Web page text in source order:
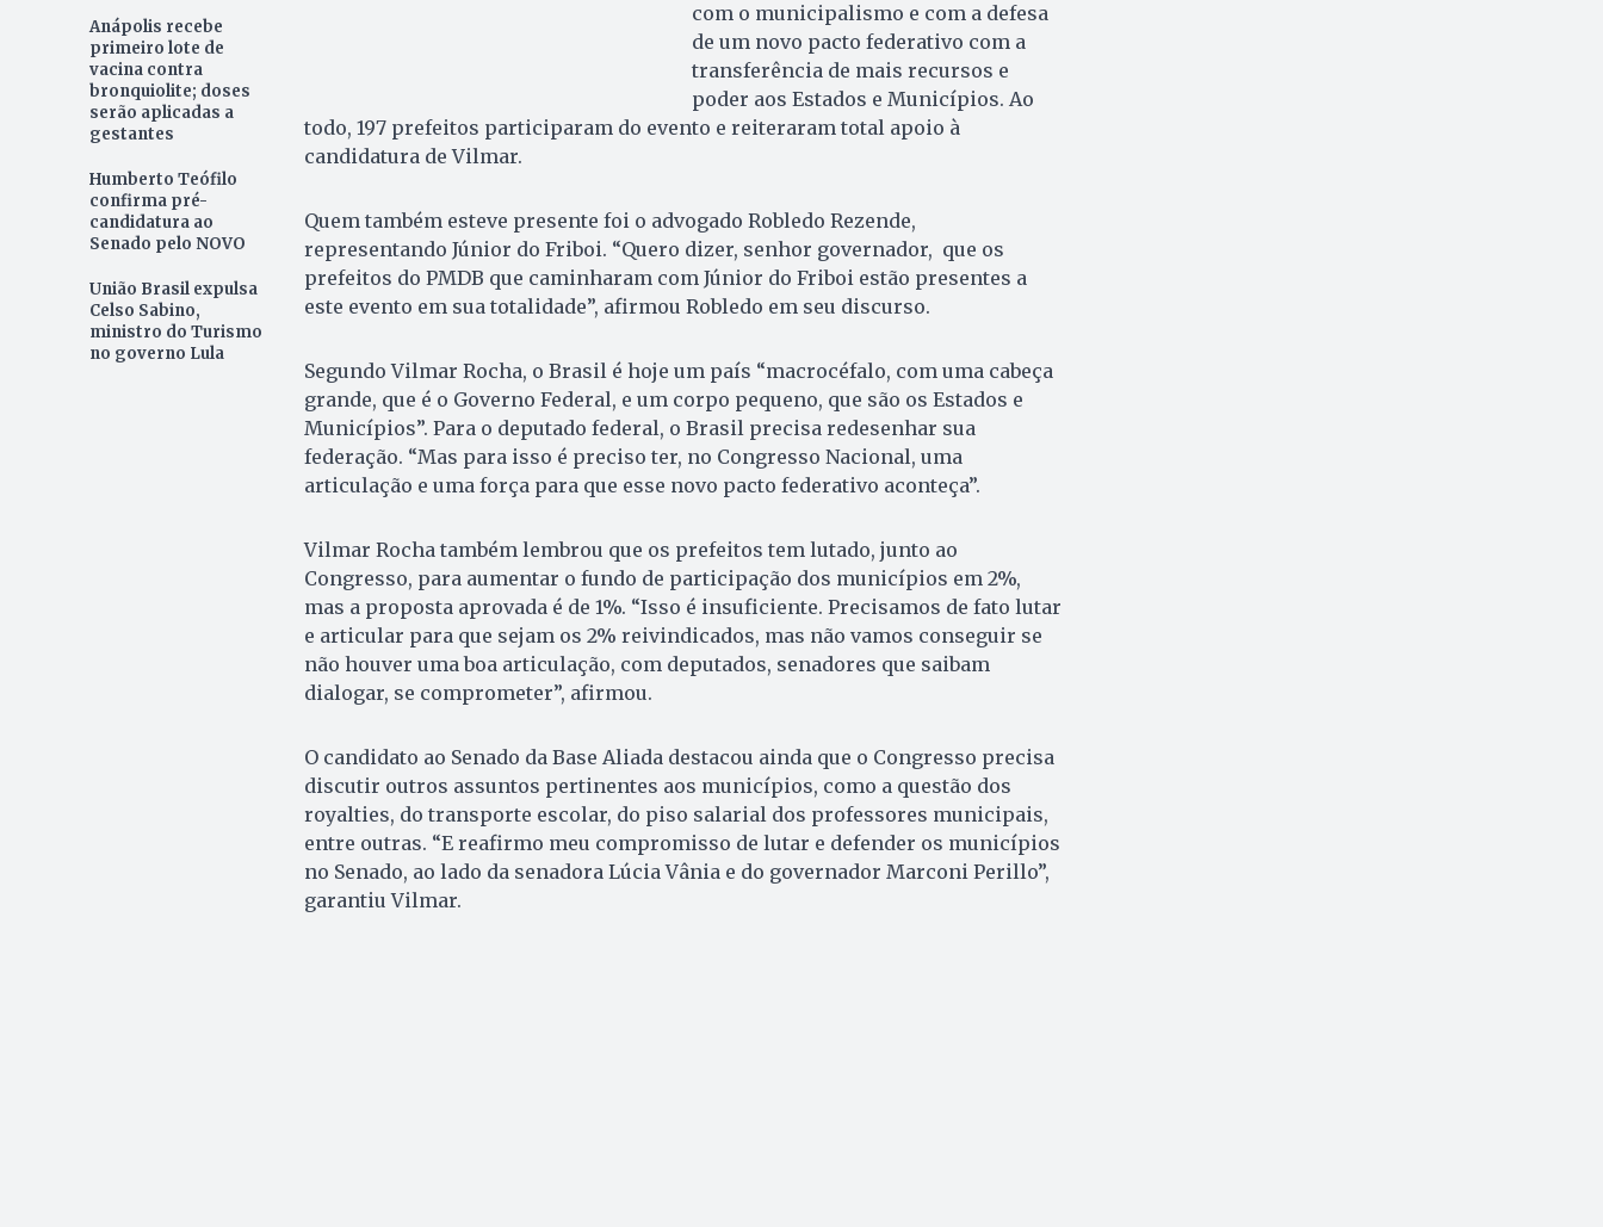
Anápolis recebe
primeiro lote de
vacina contra
bronquiolite; doses
serão aplicadas a
gestantes
Humberto Teófilo
confirma pré-
candidatura ao
Senado pelo NOVO
União Brasil expulsa
Celso Sabino,
ministro do Turismo
no governo Lula
com o municipalismo e com a defesa
de um novo pacto federativo com a
transferência de mais recursos e
poder aos Estados e Municípios. Ao
todo, 197 prefeitos participaram do evento e reiteraram total apoio à
candidatura de Vilmar.
Quem também esteve presente foi o advogado Robledo Rezende,
representando Júnior do Friboi. “Quero dizer, senhor governador, que os
prefeitos do PMDB que caminharam com Júnior do Friboi estão presentes a
este evento em sua totalidade”, afirmou Robledo em seu discurso.
Segundo Vilmar Rocha, o Brasil é hoje um país “macrocéfalo, com uma cabeça
grande, que é o Governo Federal, e um corpo pequeno, que são os Estados e
Municípios”. Para o deputado federal, o Brasil precisa redesenhar sua
federação. “Mas para isso é preciso ter, no Congresso Nacional, uma
articulação e uma força para que esse novo pacto federativo aconteça”.
Vilmar Rocha também lembrou que os prefeitos tem lutado, junto ao
Congresso, para aumentar o fundo de participação dos municípios em 2%,
mas a proposta aprovada é de 1%. “Isso é insuficiente. Precisamos de fato lutar
e articular para que sejam os 2% reivindicados, mas não vamos conseguir se
não houver uma boa articulação, com deputados, senadores que saibam
dialogar, se comprometer”, afirmou.
O candidato ao Senado da Base Aliada destacou ainda que o Congresso precisa
discutir outros assuntos pertinentes aos municípios, como a questão dos
royalties, do transporte escolar, do piso salarial dos professores municipais,
entre outras. “E reafirmo meu compromisso de lutar e defender os municípios
no Senado, ao lado da senadora Lúcia Vânia e do governador Marconi Perillo”,
garantiu Vilmar.